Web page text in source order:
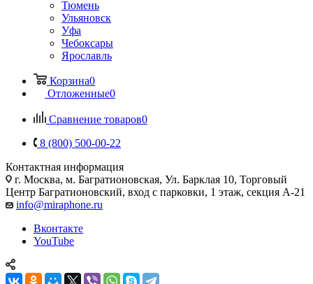
Тюмень
Ульяновск
Уфа
Чебоксары
Ярославль
Корзина0
Отложенные0
Сравнение товаров0
8 (800) 500-00-22
Контактная информация
г. Москва, м. Багратионовская, Ул. Барклая 10, Торговый
Центр Багратионовский, вход с парковки, 1 этаж, секция А-21
info@miraphone.ru
Вконтакте
YouTube